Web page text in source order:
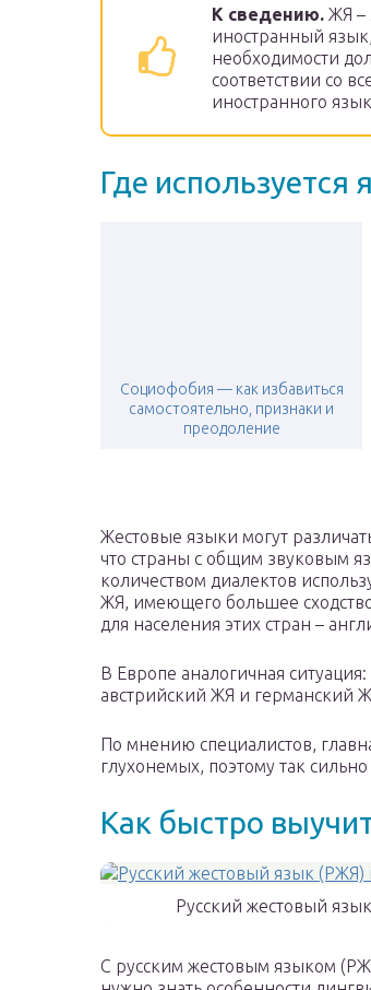
К сведению. ЖЯ –
иностранный
необходимости
соответствии со
иностранного
Где используется
Социофобия — как избавиться
самостоятельно, признаки и
преодоление
Жестовые языки могут
что страны с общим звуковым
количеством диалектов
ЖЯ, имеющего большее
для населения этих стран –
В Европе аналогичная
австрийский ЖЯ и германский
По мнению специалистов,
глухонемых, поэтому так
Как быстро
Русский жестовый
С русским жестовым языком